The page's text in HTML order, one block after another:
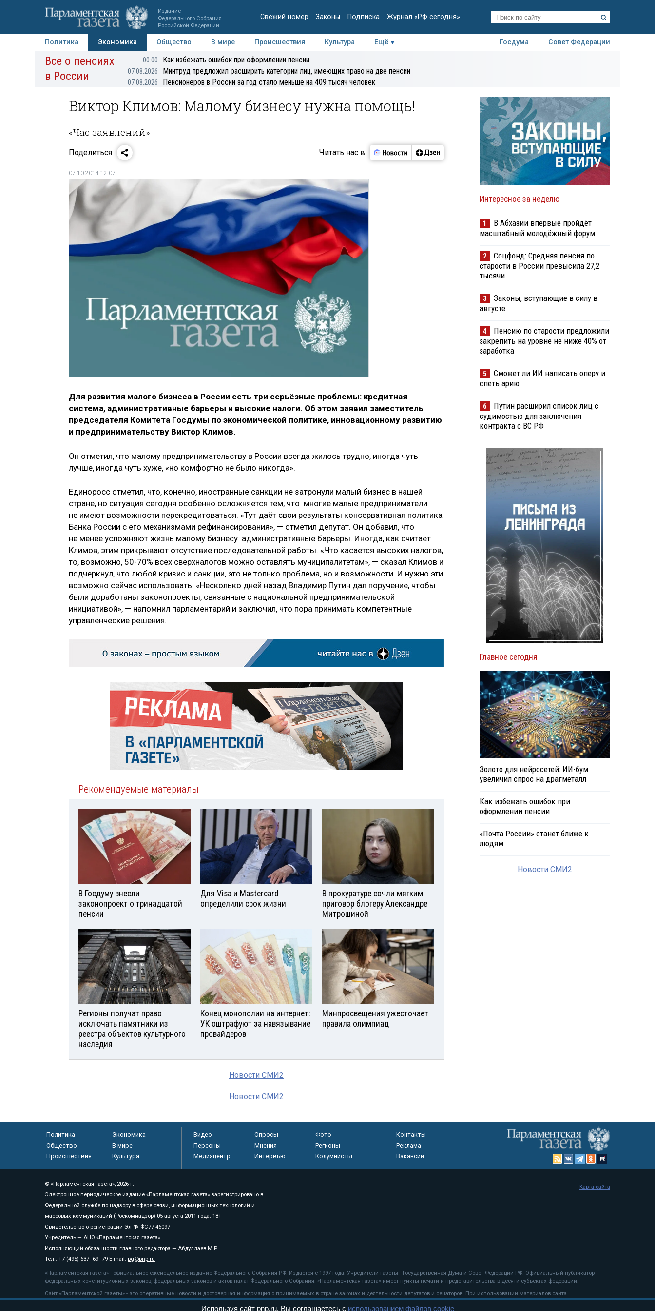
Издание
Федерального Собрания
Российской Федерации
Свежий номер Законы Подписка Журнал «РФ сегодня»
Политика Экономика Общество В мире Происшествия Культура Ещё Госдума
Совет Федерации
Авторы Персоны Мнения Регионы Медиацентр Интервью
Все о пенсиях
в России
00:00 Как избежать ошибок при оформлении пенсии
07.08.2026 Минтруд предложил расширить категории лиц, имеющих право на две пенсии
07.08.2026 Пенсионеров в России за год стало меньше на 409 тысяч человек
Виктор Климов: Малому бизнесу нужна помощь!
«Час заявлений»
Поделиться Читать нас в
07.10.2014 12:07
Для развития малого бизнеса в России есть три серьёзные проблемы: кредитная
система, административные барьеры и высокие налоги. Об этом заявил заместитель
председателя Комитета Госдумы по экономической политике, инновационному развитию
и предпринимательству Виктор Климов.
Он отметил, что малому предпринимательству в России всегда жилось трудно, иногда чуть
лучше, иногда чуть хуже, «но комфортно не было никогда».
Единоросс отметил, что, конечно, иностранные санкции не затронули малый бизнес в нашей
стране, но ситуация сегодня особенно осложняется тем, что многие малые предприниматели
не имеют возможности перекредитоваться. «Тут даёт свои результаты консервативная политика
Банка России с его механизмами рефинансирования», — отметил депутат. Он добавил, что
не менее усложняют жизнь малому бизнесу административные барьеры. Иногда, как считает
Климов, этим прикрывают отсутствие последовательной работы. «Что касается высоких налогов,
то, возможно, 50-70% всех сверхналогов можно оставлять муниципалитетам», — сказал Климов и
подчеркнул, что любой кризис и санкции, это не только проблема, но и возможности. И нужно эти
возможно сейчас использовать. «Несколько дней назад Владимир Путин дал поручение, чтобы
были доработаны законопроекты, связанные с национальной предпринимательской
инициативой», — напомнил парламентарий и заключил, что пора принимать компетентные
управленческие решения.
Рекомендуемые материалы
В Госдуму внесли
законопроект о тринадцатой
пенсии
Для Visа и Mastercard
определили срок жизни
В прокуратуре сочли мягким
приговор блогеру Александре
Митрошиной
Регионы получат право
исключать памятники из
реестра объектов культурного
наследия
Конец монополии на интернет:
УК оштрафуют за навязывание
провайдеров
Минпросвещения ужесточает
правила олимпиад
Новости СМИ2
Новости СМИ2
Интересное за неделю
1
В Абхазии впервые пройдёт
масштабный молодёжный форум
2
Соцфонд: Средняя пенсия по
старости в России превысила 27,2
тысячи
3
Законы, вступающие в силу в
августе
4
Пенсию по старости предложили
закрепить на уровне не ниже 40% от
заработка
5
Сможет ли ИИ написать оперу и
спеть арию
6
Путин расширил список лиц с
судимостью для заключения
контракта с ВС РФ
Главное сегодня
Золото для нейросетей: ИИ-бум
увеличил спрос на драгметалл
Как избежать ошибок при
оформлении пенсии
«Почта России» станет ближе к
людям
Новости СМИ2
Политика
Экономика
Общество
В мире
Происшествия
Культура
Видео Опросы
Фото
Персоны
Мнения
Регионы
Медиацентр
Интервью Колумнисты
Контакты
Реклама
Вакансии
© «Парламентская газета», 2026 г.
Электронное периодическое издание «Парламентская газета» зарегистрировано в
Федеральной службе по надзору в сфере связи, информационных технологий и
массовых коммуникаций (Роскомнадзор) 05 августа 2011 года. 18+
Свидетельство о регистрации Эл № ФС77-46097
Учредитель — АНО «Парламентская газета»
Исполняющий обязанности главного редактора — Абдуллаев М.Р.
Тел.: +7 (495) 637–69–79 E-mail: pg@pnp.ru
«Парламентская газета» - официальное еженедельное издание Федерального Собрания РФ. Издается с 1997 года. Учредители газеты - Государственная Дума и Совет Федерации РФ. Официальный публикатор
федеральных конституционных законов, федеральных законов и актов палат Федерального Собрания. «Парламентская газета» имеет пункты печати и представительства в десяти субъектах федерации.
Сайт «Парламентской газеты» - это оперативные новости и достоверная информация о принимаемых в стране законах и деятельности депутатов и сенаторов. При использовании материалов сайта
«Парламентской газеты» активная ссылка на pnp.ru обязательна.
Карта сайта
Используя сайт pnp.ru, Вы соглашаетесь с использованием файлов cookie